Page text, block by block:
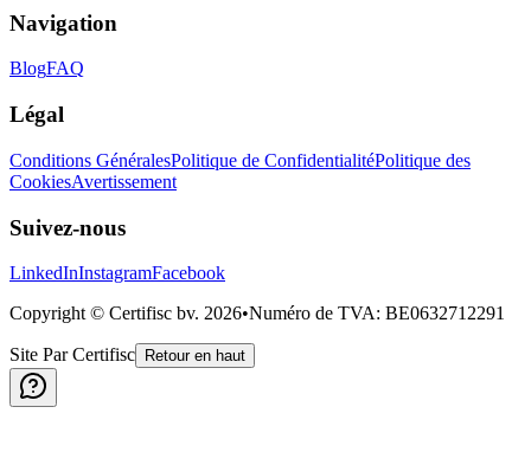
Navigation
BlogFAQ
Légal
Conditions GénéralesPolitique de ConfidentialitéPolitique des
CookiesAvertissement
Suivez-nous
LinkedInInstagramFacebook
Copyright © Certifisc bv. 2026•Numéro de TVA: BE0632712291
Site Par Certifisc Retour en haut